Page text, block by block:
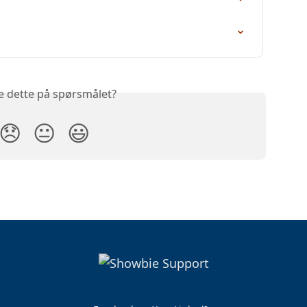
dette på spørsmålet?
😐 😃